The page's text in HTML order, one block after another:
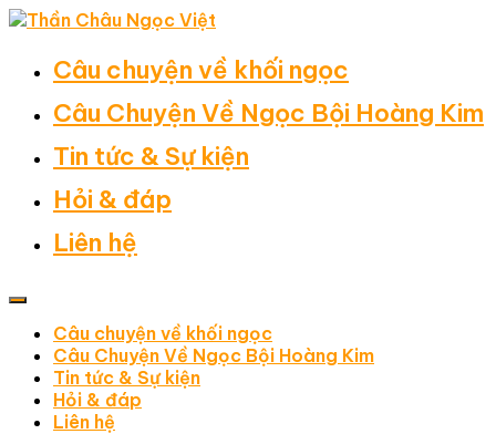
Câu chuyện về khối ngọc
Câu Chuyện Về Ngọc Bội Hoàng Kim
Tin tức & Sự kiện
Hỏi & đáp
Liên hệ
Câu chuyện về khối ngọc
Câu Chuyện Về Ngọc Bội Hoàng Kim
Tin tức & Sự kiện
Hỏi & đáp
Liên hệ